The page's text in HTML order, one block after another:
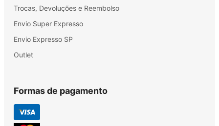
Trocas, Devoluções e Reembolso
Envio Super Expresso
Envio Expresso SP
Outlet
Formas de pagamento